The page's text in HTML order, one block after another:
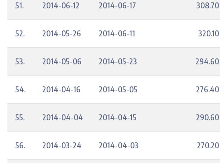
51. 2014-06-12 2014-06-17 308.70
52. 2014-05-26 2014-06-11 320.10
53. 2014-05-06 2014-05-23 294.60
54. 2014-04-16 2014-05-05 276.40
55. 2014-04-04 2014-04-15 290.60
56. 2014-03-24 2014-04-03 270.20